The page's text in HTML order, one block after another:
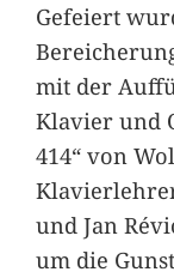
Gefeiert
mit der
Klavier und
414“ von
und Jan
um die